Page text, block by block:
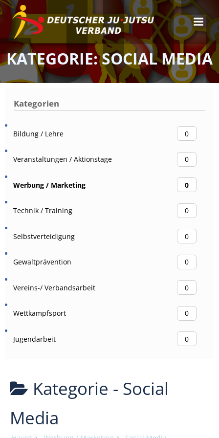
Zum
Inhalt
springen
KATEGORIE: SOCIAL MEDIA
Kategorien
Bildung / Lehre 0
Veranstaltungen / Aktionstage 0
Werbung / Marketing 0
Technik / Training 0
Selbstverteidigung 0
Gewaltprävention 0
Vereins-/ Verbandsarbeit 0
Wettkampfsport 0
Jugendarbeit 0
Kategorie - Social
Media